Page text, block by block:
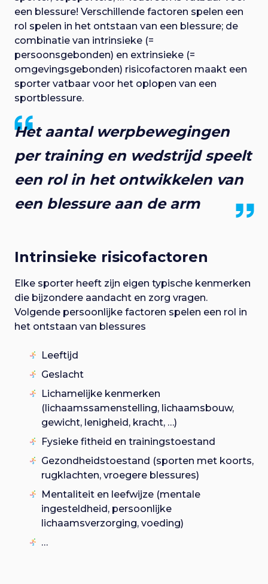
een blessure! Verschillende factoren spelen een
rol spelen in het ontstaan van een blessure; de
combinatie van intrinsieke (=
persoonsgebonden) en extrinsieke (=
omgevingsgebonden) risicofactoren maakt een
sporter vatbaar voor het oplopen van een
sportblessure.
Het aantal werpbewegingen
per training en wedstrijd speelt
een rol in het ontwikkelen van
een blessure aan de arm
Intrinsieke risicofactoren
Elke sporter heeft zijn eigen typische kenmerken
die bijzondere aandacht en zorg vragen.
Volgende persoonlijke factoren spelen een rol in
het ontstaan van blessures
Leeftijd
Geslacht
Lichamelijke kenmerken
(lichaamssamenstelling, lichaamsbouw,
gewicht, lenigheid, kracht, …)
Fysieke fitheid en trainingstoestand
Gezondheidstoestand (sporten met koorts,
rugklachten, vroegere blessures)
Mentaliteit en leefwijze (mentale
ingesteldheid, persoonlijke
lichaamsverzorging, voeding)
…